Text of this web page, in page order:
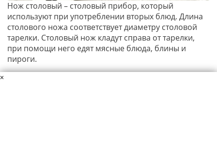
Нож столовый – столовый прибор, который
используют при употреблении вторых блюд. Длина
столового ножа соответствует диаметру столовой
тарелки. Столовый нож кладут справа от тарелки,
при помощи него едят мясные блюда, блины и
пироги.
×